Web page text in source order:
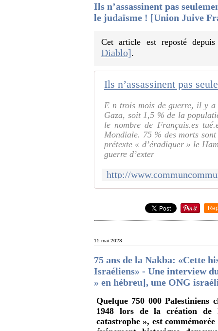
Ils n’assassinent pas
le judaïsme ! [Union Juive
Cet article est reposté
Diablo].
E n trois mois de guerre, il y a
Gaza, soit 1,5 % de la
le nombre de Français.es
Mondiale. 75 % des morts
prétexte « d’éradiquer » le
guerre d’exter
15 mai 2023
75 ans de la Nakba: «Cette
Israéliens» - Une interview
» en hébreu], une ONG
Quelque 750 000 Palestiniens
1948 lors de la création de
catastrophe », est